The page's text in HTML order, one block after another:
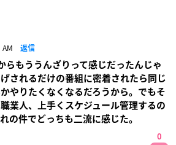
返信
らもううんざりって感じだったんじゃ
されるだけの番組に密着されたら同じ
やりたくなくなるだろうから。でもそ
業人、上手くスケジュール管理するの
の件でどっちも二流に感じた。
0